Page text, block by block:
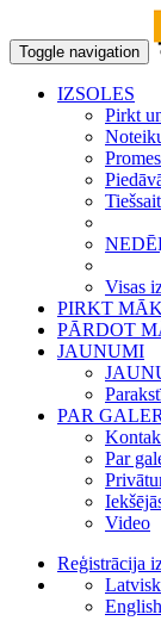
Toggle navigation
IZSOLES
Pirkt
Visas
PIRKT
PĀRDOT
JAUNUMI
PAR
Par
Video
Reģistrācija
English